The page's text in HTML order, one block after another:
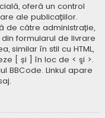
oferă un control
ale publicațiilor.
de către administrație,
formularul de livrare
similar în stil cu HTML,
[ și ] în loc de < şi >.
BBCode. Linkul apare